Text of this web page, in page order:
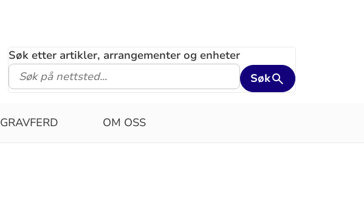
Søk etter artikler, arrangementer og enheter
Søk
GRAVFERD OM OSS